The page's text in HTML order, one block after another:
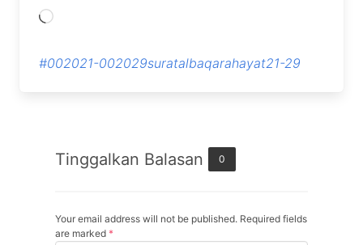
Memuat...
#002021-002029suratalbaqarahayat21-29
Tinggalkan Balasan 0
Your email address will not be published. Required fields
are marked *